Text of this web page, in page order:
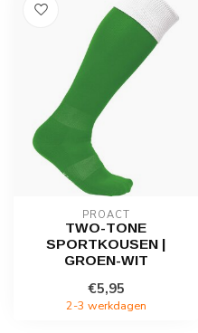
PROACT
TWO-TONE
SPORTKOUSEN |
GROEN-WIT
€5,95
2-3 werkdagen